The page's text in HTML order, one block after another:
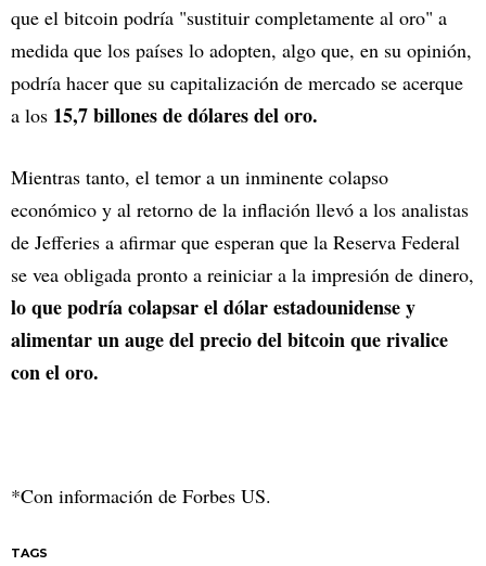
que el bitcoin podría "sustituir completamente al oro" a
medida que los países lo adopten, algo que, en su opinión,
podría hacer que su capitalización de mercado se acerque
a los 15,7 billones de dólares del oro.
Mientras tanto, el temor a un inminente colapso
económico y al retorno de la inflación llevó a los analistas
de Jefferies a afirmar que esperan que la Reserva Federal
se vea obligada pronto a reiniciar a la impresión de dinero,
lo que podría colapsar el dólar estadounidense y
alimentar un auge del precio del bitcoin que rivalice
con el oro.
*Con información de Forbes US.
TAGS